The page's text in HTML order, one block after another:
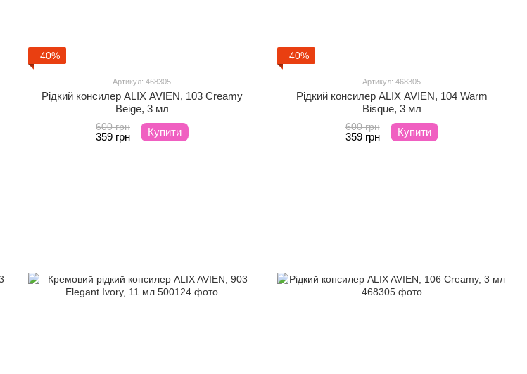
−40%
Артикул: 468305
Рідкий консилер ALIX AVIEN, 103 Creamy
Beige, 3 мл
600 грн
359 грн Купити
−40%
Артикул: 468305
Рідкий консилер ALIX AVIEN, 104 Warm
Bisque, 3 мл
600 грн
359 грн Купити